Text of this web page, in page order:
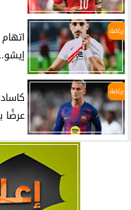
رياضة
رياضة
عرضًا